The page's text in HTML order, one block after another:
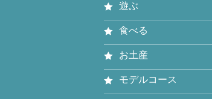
遊ぶ
食べる
お土産
モデルコース